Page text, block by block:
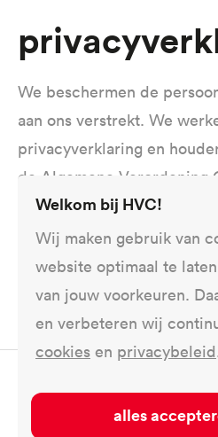
We beschermen de
aan ons verstrekt. We
privacyverklaring en
de Algemene Verordening
(AVG)stelt.
privacyverklaring warmtenet Den
Deel dit op ...
Welkom bij HVC!
Wij maken gebruik van
website optimaal te
van jouw voorkeuren.
en verbeteren wij
cookies en privacybeleid
alles